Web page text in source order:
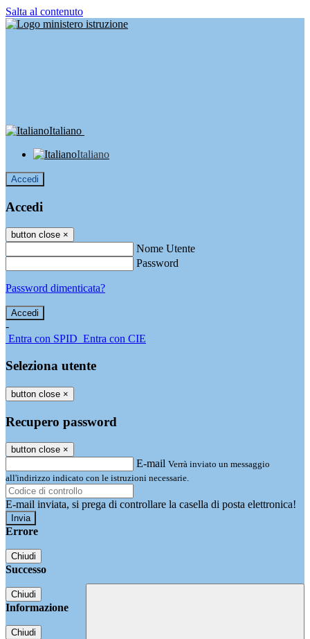
Salta al contenuto
Italiano
Italiano
Accedi
Accedi
button close ×
Nome Utente
Password
Password dimenticata?
-
Entra con SPID Entra con CIE
Seleziona utente
button close ×
Recupero password
button close ×
E-mail Verrà inviato un messaggio
all'indirizzo indicato con le istruzioni necessarie.
E-mail inviata, si prega di controllare la casella di posta elettronica!
Errore
Chiudi
Successo
Chiudi
Informazione
Chiudi